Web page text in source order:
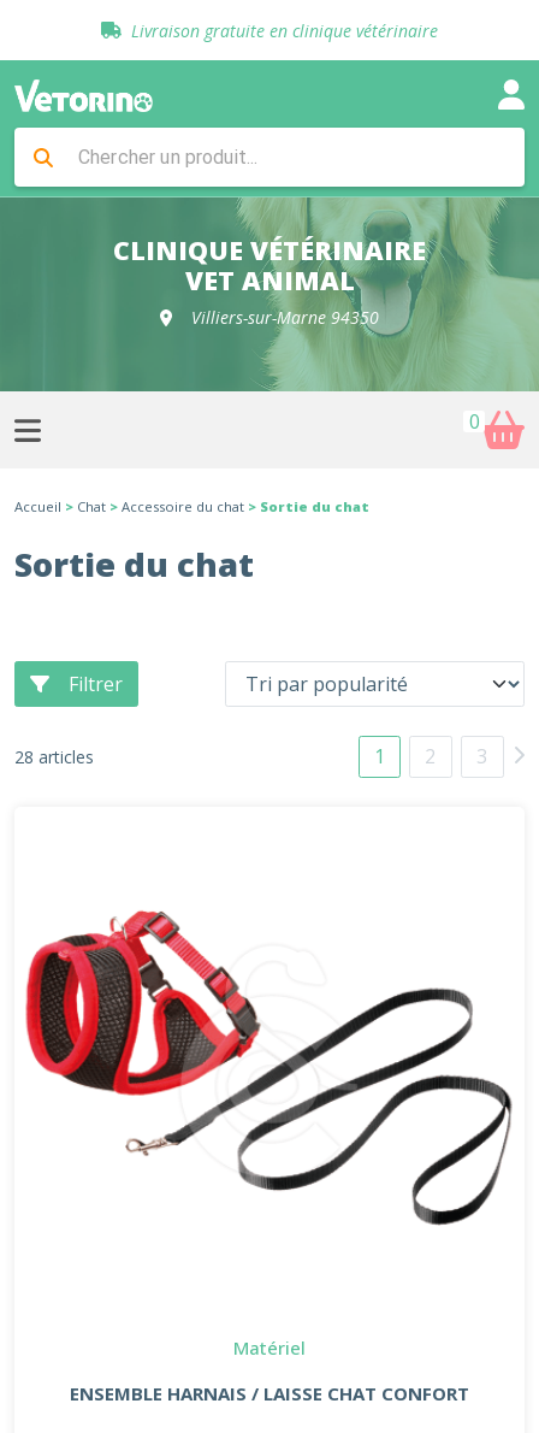
Livraison gratuite en clinique vétérinaire
Retour gratuit en clinique
Retour gratuit en clinique
Sélection de croquettes vétérinaire
CLINIQUE VÉTÉRINAIRE
VET ANIMAL
Villiers-sur-Marne 94350
0
Accueil > Chat > Accessoire du chat > Sortie du chat
Sortie du chat
Filtrer
28 articles 1 2 3
Matériel
ENSEMBLE HARNAIS / LAISSE CHAT CONFORT